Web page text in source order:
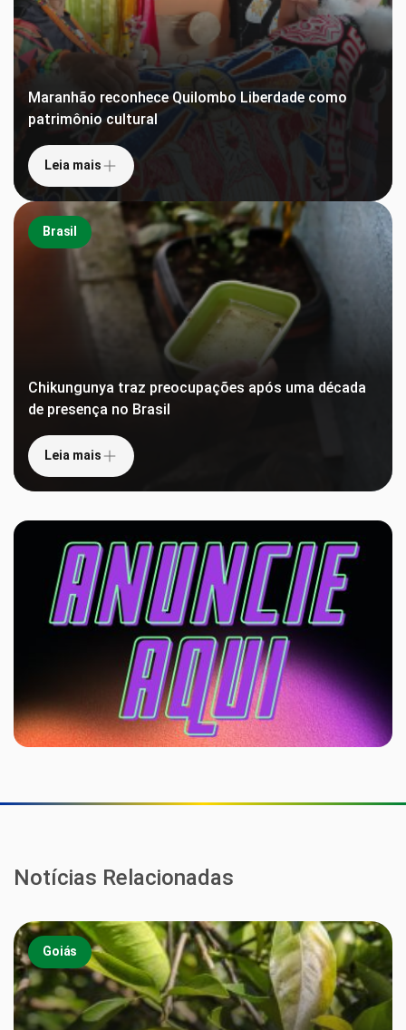
Maranhão reconhece Quilombo Liberdade como
patrimônio cultural
Leia mais
Brasil
Chikungunya traz preocupações após uma década
de presença no Brasil
Leia mais
Notícias Relacionadas
Goiás